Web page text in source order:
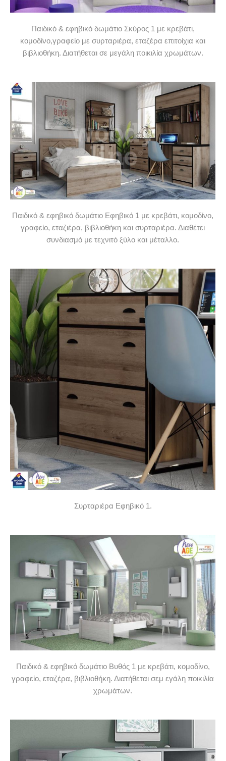
Παιδικό & εφηβικό δωμάτιο Σκύρος 1 με κρεβάτι,
κομοδίνο,γραφείο με συρταριέρα, εταζέρα επιτοίχια και
βιβλιοθήκη. Διατήθεται σε μεγάλη ποικιλία χρωμάτων.
Παιδικό & εφηβικό δωμάτιο Εφηβικό 1 με κρεβάτι, κομοδίνο,
γραφείο, εταζιέρα, βιβλιοθήκη και συρταριέρα. Διαθέτει
συνδιασμό με τεχνιτό ξύλο και μέταλλο.
Συρταριέρα Εφηβικό 1.
Παιδικό & εφηβικό δωμάτιο Βυθός 1 με κρεβάτι, κομοδίνο,
γραφείο, εταζέρα, βιβλιοθήκη. Διατήθεται σεμ εγάλη ποικιλία
χρωμάτων.